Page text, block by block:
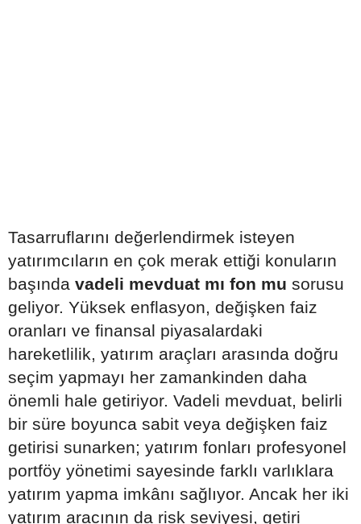
Tasarruflarını değerlendirmek isteyen
yatırımcıların en çok merak ettiği konuların
başında vadeli mevduat mı fon mu sorusu
geliyor. Yüksek enflasyon, değişken faiz
oranları ve finansal piyasalardaki
hareketlilik, yatırım araçları arasında doğru
seçim yapmayı her zamankinden daha
önemli hale getiriyor. Vadeli mevduat, belirli
bir süre boyunca sabit veya değişken faiz
getirisi sunarken; yatırım fonları profesyonel
portföy yönetimi sayesinde farklı varlıklara
yatırım yapma imkânı sağlıyor. Ancak her iki
yatırım aracının da risk seviyesi, getiri